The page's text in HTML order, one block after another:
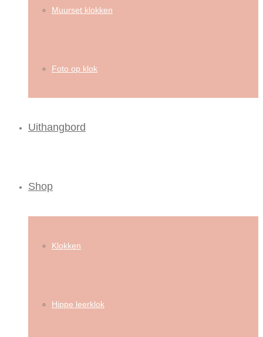
Muurset klokken
Foto op klok
Uithangbord
Shop
Klokken
Hippe leerklok